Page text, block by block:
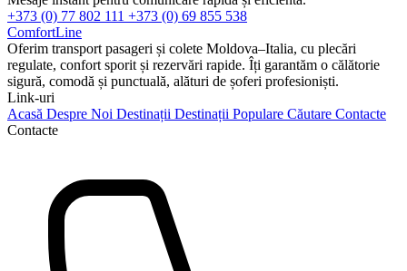
+373 (0) 77 802 111 +373 (0) 69 855 538
ComfortLine
Oferim transport pasageri și colete Moldova–Italia, cu plecări
regulate, confort sporit și rezervări rapide. Îți garantăm o călătorie
sigură, comodă și punctuală, alături de șoferi profesioniști.
Link-uri
Acasă Despre Noi Destinații Destinații Populare Căutare Contacte
Contacte